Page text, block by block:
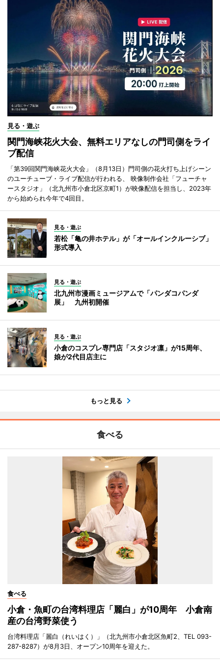
見る・遊ぶ
関門海峡花火大会、無料エリアなしの門司側をライ
ブ配信
「第39回関門海峡花火大会」（8月13日）門司側の花火打ち上げシーン
のユーチューブ・ライブ配信が行われる、 映像制作会社「フューチャ
ースタジオ」（北九州市小倉北区京町1）が映像配信を担当し、2023年
から始められ今年で4回目。
見る・遊ぶ
若松「亀の井ホテル」が「オールインクルーシブ」
形式導入
見る・遊ぶ
北九州市漫画ミュージアムで「パンダコパンダ
展」 九州初開催
見る・遊ぶ
小倉のコスプレ専門店「スタジオ凛」が15周年、
娘が2代目店主に
もっと見る
食べる
食べる
小倉・魚町の台湾料理店「麗白」が10周年 小倉南
産の台湾野菜使う
台湾料理店「麗白（れいはく）」（北九州市小倉北区魚町2、TEL 093-
287-8287）が8月3日、オープン10周年を迎えた。